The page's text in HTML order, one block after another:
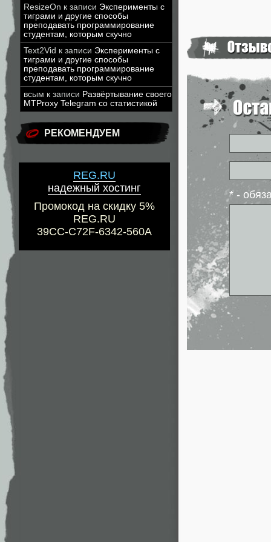
ResizeOn к записи Эксперименты с
тиграми и другие способы
преподавать программирование
студентам, которым скучно
Text2Vid к записи Эксперименты с
тиграми и другие способы
преподавать программирование
студентам, которым скучно
всым к записи Развёртывание своего
MTProxy Telegram со статистикой
РЕКОМЕНДУЕМ
REG.RU
надежный хостинг
Промокод на скидку 5%
REG.RU
39CC-C72F-6342-560A
* -